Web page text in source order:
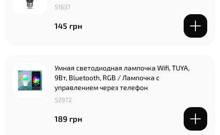
51637
145 грн
Умная светодиодная лампочка Wifi, TUYA,
9Вт, Bluetooth, RGB / Лампочка с
управлением через телефон
52972
189 грн